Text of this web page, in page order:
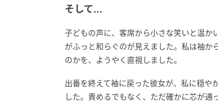
そして...
子どもの声に、客席から小さな笑いと温か
がふっと和らぐのが見えました。私は袖
のかを、ようやく直視しました。
出番を終えて袖に戻った彼女が、私に穏や
した。責めるでもなく、ただ確かに芯が通